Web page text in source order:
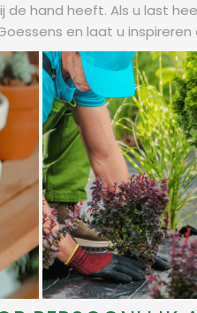
de hand heeft. Als u last
en laat u inspireren